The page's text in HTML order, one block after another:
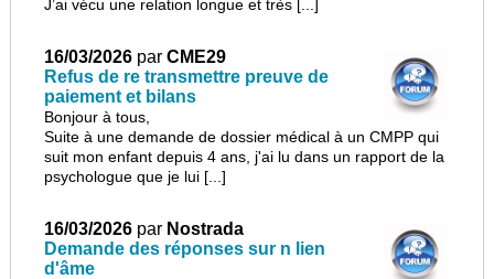
J’ai vécu une relation longue et très [...]
16/03/2026 parCME29
Refus de re transmettre preuve de
paiement et bilans
Bonjour à tous,
Suite à une demande de dossier médical à un CMPP qui
suit mon enfant depuis 4 ans, j'ai lu dans un rapport de la
psychologue que je lui [...]
16/03/2026 par Nostrada
Demande des réponses sur n lien
d'âme